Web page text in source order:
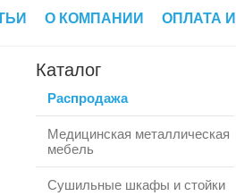
О КОМПАНИИ ОПЛАТА
Каталог
Распродажа
Медицинская металлическая
мебель
Сушильные шкафы и стойки